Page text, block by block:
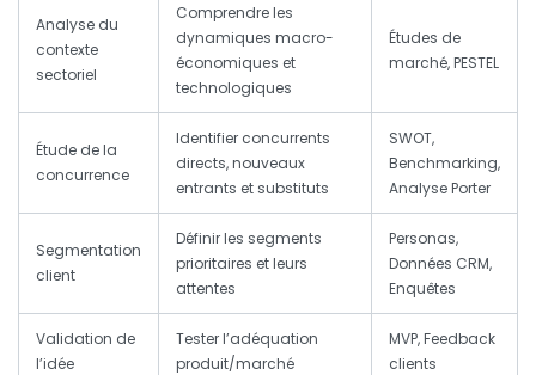
Analyse du
contexte
sectoriel
Comprendre les
dynamiques macro-
économiques et
technologiques
Études de
marché, PESTEL
Étude de la
concurrence
Identifier concurrents
directs, nouveaux
entrants et substituts
SWOT,
Benchmarking,
Analyse Porter
Segmentation
client
Définir les segments
prioritaires et leurs
attentes
Personas,
Données CRM,
Enquêtes
Validation de
l’idée
Tester l’adéquation
produit/marché
MVP, Feedback
clients